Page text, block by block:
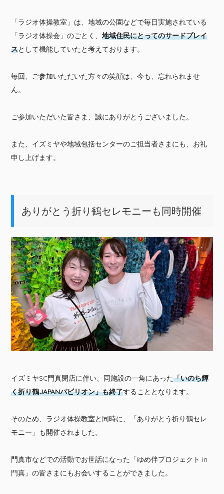
「ラジオ体操教室」は、地域の公園などで毎日実施されている
「ラジオ体操会」のごとく、地域住民にとってのサードプレイ
スとして機能していたと考えております。
毎回、ご参加いただいた方々の笑顔は、今も、忘れられませ
ん。
ご参加いただいた皆さま、誠にありがとうございました。
また、イズミヤや地域包括センターのご担当者さまにも、お礼
申し上げます。
ありがとう折り鶴セレモニーも同時開催
イズミヤSC門真閉店に伴い、同施設の一角にあった「いのち輝
く折り鶴JAPANパビリオン」も終了することとなります。
そのため、ラジオ体操教室と同時に、「ありがとう折り鶴セレ
モニー」も開催されました。
門真市などでの活動でお世話になった「ゆめ伴プロジェクト in
門真」の皆さまにもお会いすることができました。